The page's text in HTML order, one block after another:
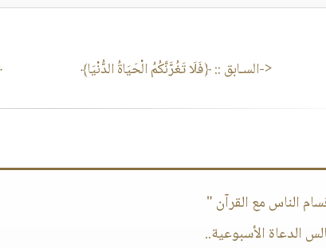
<-السـابق ::﴿فَلَا تَغُرَّنَّكُمُ الْحَيَاةُ الدُّنْيَا﴾
الناس مع القرآن "
الدعاة الأسبوعية..